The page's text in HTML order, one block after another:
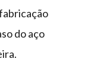
do aço